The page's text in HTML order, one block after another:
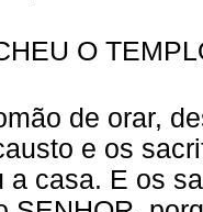
O
de orar,
e os
a casa. E os